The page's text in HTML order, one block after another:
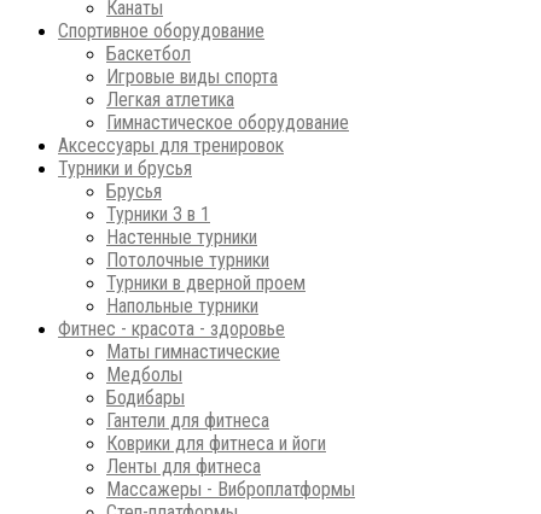
Канаты
Спортивное оборудование
Баскетбол
Игровые виды спорта
Легкая атлетика
Гимнастическое оборудование
Аксессуары для тренировок
Турники и брусья
Брусья
Турники 3 в 1
Настенные турники
Потолочные турники
Турники в дверной проем
Напольные турники
Фитнес - красота - здоровье
Маты гимнастические
Медболы
Бодибары
Гантели для фитнеса
Коврики для фитнеса и йоги
Ленты для фитнеса
Массажеры - Виброплатформы